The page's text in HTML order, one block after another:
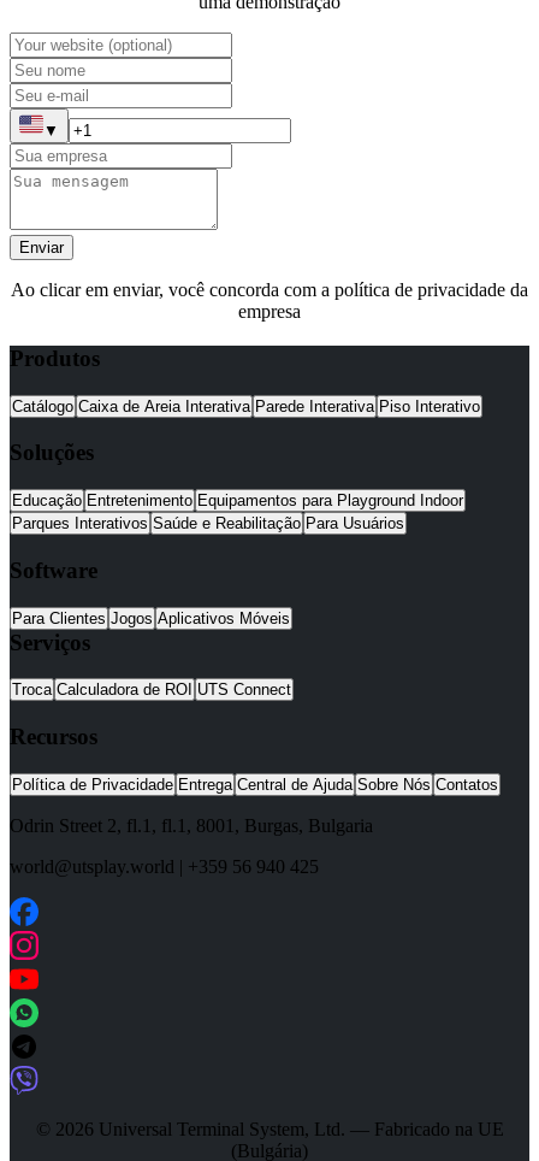
▼
Enviar
Ao clicar em enviar, você concorda com a política de privacidade da
empresa
Produtos
Catálogo Caixa de Areia Interativa Parede Interativa Piso Interativo
Soluções
Educação Entretenimento Equipamentos para Playground Indoor
Parques Interativos Saúde e Reabilitação Para Usuários
Software
Para Clientes Jogos Aplicativos Móveis
Serviços
Troca Calculadora de ROI UTS Connect
Recursos
Política de Privacidade Entrega Central de Ajuda Sobre Nós Contatos
Odrin Street 2, fl.1 , fl.1, 8001 , Burgas, Bulgaria
world@utsplay.world | +359 56 940 425
© 2026 Universal Terminal System, Ltd. — Fabricado na UE
(Bulgária)